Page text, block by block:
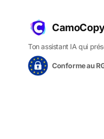
Ton assistant IA qui
Conforme au